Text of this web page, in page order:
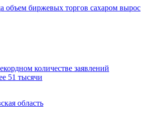
объем биржевых торгов сахаром вырос
количестве заявлений
51 тысячи
область